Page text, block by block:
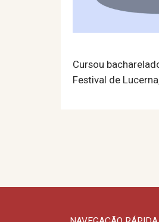
Cursou
Festival de